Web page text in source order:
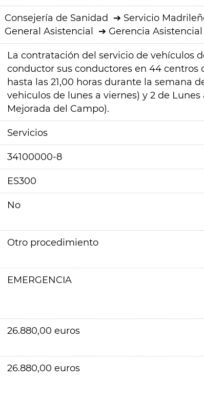
Consejería de Sanidad Servicio
General Asistencial
Gerencia
La contratación del servicio de vehículos
conductor sus conductores en 44 centros
hasta las 21,00 horas durante la semana
vehiculos de lunes a viernes) y 2 de Lunes
Mejorada del Campo).
Servicios
34100000-8
ES300
No
Otro procedimiento
EMERGENCIA
26.880,00 euros
26.880,00 euros